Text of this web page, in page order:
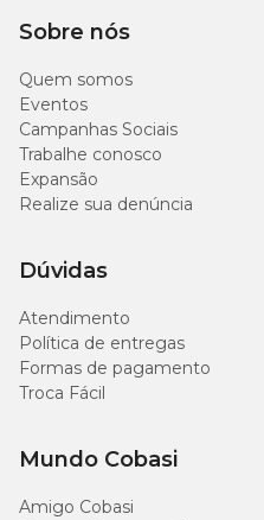
Sobre nós
Quem somos
Eventos
Campanhas Sociais
Trabalhe conosco
Expansão
Realize sua denúncia
Dúvidas
Atendimento
Política de entregas
Formas de pagamento
Troca Fácil
Mundo Cobasi
Amigo Cobasi